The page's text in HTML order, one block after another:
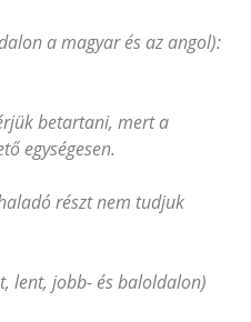
a magyar és az angol):
betartani, mert a
egységesen.
részt nem tudjuk
lent, jobb- és baloldalon)